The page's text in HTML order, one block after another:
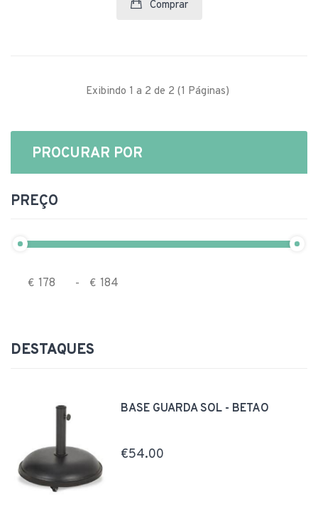
PROCURAR POR
PREÇO
€ - €
DESTAQUES
BASE GUARDA SOL - BETÃO
€54.00
Comprar
Exibindo 1 a 2 de 2 (1 Páginas)